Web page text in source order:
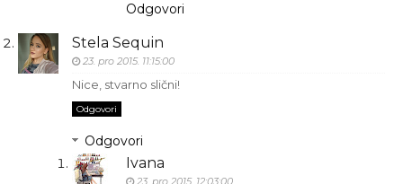
Odgovori
Stela Sequin
23. pro 2015. 11:15:00
Nice, stvarno slični!
Odgovori
Odgovori
Ivana
23. pro 2015. 12:03:00